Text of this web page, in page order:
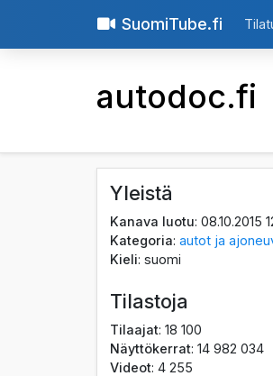
SuomiTube.fi
autodoc.fi
Yleistä
Kanava luotu: 08.10.2015
Kategoria:autot ja
Kieli: suomi
Tilastoja
Tilaajat: 18 100
Näyttökerrat: 14 982 034
Videot: 4 255